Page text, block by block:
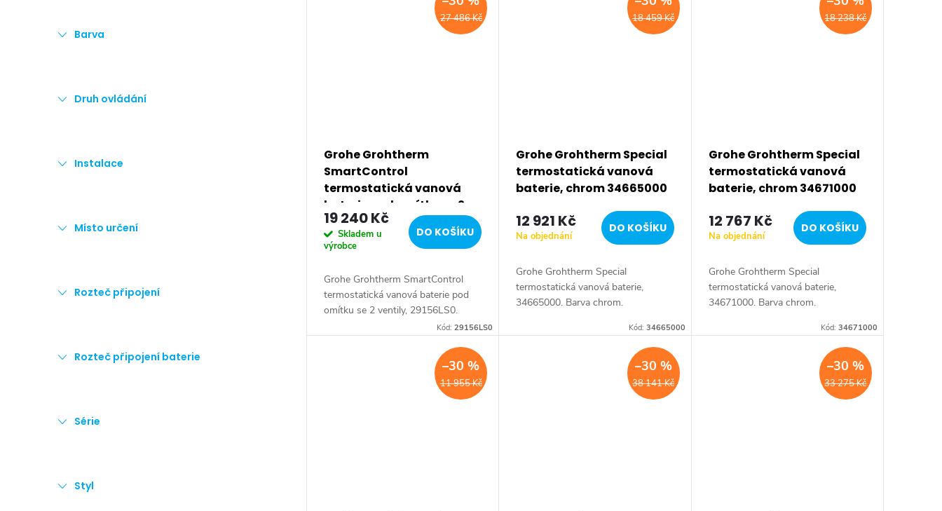
Barva
Druh ovládání
Instalace
Místo určení
Rozteč připojení
Rozteč připojení baterie
Série
Styl
27 486 Kč
Grohe Grohtherm
SmartControl
termostatická vanová
baterie pod omítku se 2
ventily, měsíční bílá
29156LS0
19 240 Kč
Skladem u
výrobce
DO KOŠÍKU
Grohe Grohtherm SmartControl
termostatická vanová baterie pod
omítku se 2 ventily, 29156LS0.
Kód:29156LS0
18 459 Kč
Grohe Grohtherm Special
termostatická vanová
baterie, chrom 34665000
12 921 Kč
Na objednání
DO KOŠÍKU
Grohe Grohtherm Special
termostatická vanová baterie,
34665000. Barva chrom.
Kód: 34665000
18 238 Kč
Grohe Grohtherm Special
termostatická vanová
baterie, chrom 34671000
12 767 Kč
Na objednání
DO KOŠÍKU
Grohe Grohtherm Special
termostatická vanová baterie,
34671000. Barva chrom.
Kód: 34671000
11 955 Kč
–30 %
38 141 Kč
–30 %
33 275 Kč
–30 %